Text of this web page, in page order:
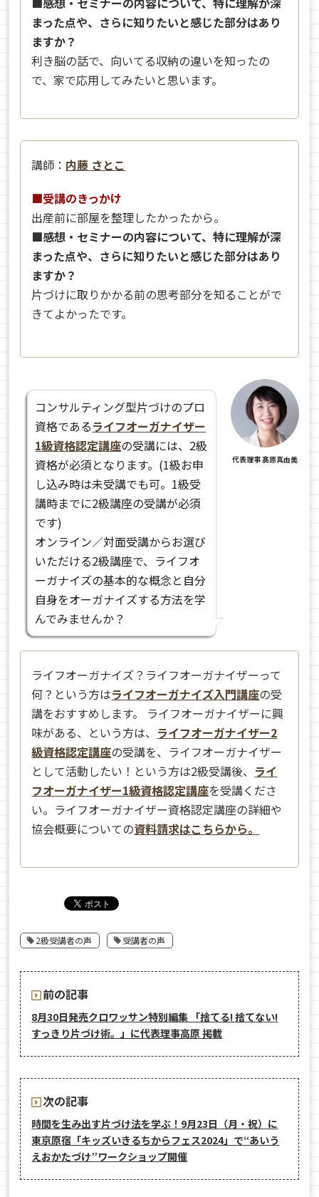
まった点や、さらに知りたいと感じた部分はあり
ますか？
利き脳の話で、向いてる収納の違いを知ったの
で、家で応用してみたいと思います。
講師： 内藤 さとこ
■受講のきっかけ
出産前に部屋を整理したかったから。
■感想・セミナーの内容について、特に理解が深
まった点や、さらに知りたいと感じた部分はあり
ますか？
片づけに取りかかる前の思考部分を知ることがで
きてよかったです。
コンサルティング型片づけのプロ
資格であるライフオーガナイザー
1級資格認定講座の受講には、2級
資格が必須となります。(1級お申
し込み時は未受講でも可。1級受
講時までに2級講座の受講が必須
です)
オンライン／対面受講からお選び
いただける2級講座で、ライフオ
ーガナイズの基本的な概念と自分
自身をオーガナイズする方法を学
んでみませんか？
代表理事 髙原真由美
ライフオーガナイズ？ライフオーガナイザーって
何？という方はライフオーガナイズ入門講座の受
講をおすすめします。 ライフオーガナイザーに興
味がある、という方は、 ライフオーガナイザー2
級資格認定講座の受講を、ライフオーガナイザー
として活動したい！という方は2級受講後、 ライ
フオーガナイザー1級資格認定講座を受講くださ
い。ライフオーガナイザー資格認定講座の詳細や
協会概要についての資料請求はこちらから。
2級受講者の声 受講者の声
前の記事
8月30日発売クロワッサン特別編集 「捨てる! 捨てない!
すっきり片づけ術。」に代表理事高原 掲載
次の記事
時間を生み出す片づけ法を学ぶ！9月23日（月・祝）に
東京原宿「キッズいきるちからフェス2024」で“あいう
えおかたづけ”ワークショップ開催